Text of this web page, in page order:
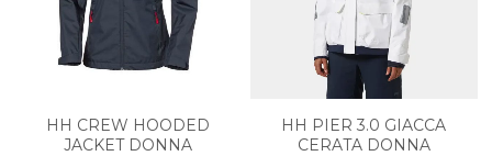
HH CREW HOODED
JACKET DONNA
HH PIER 3.0 GIACCA
CERATA DONNA